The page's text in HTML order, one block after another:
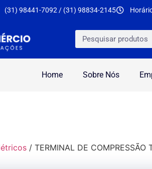
(31) 98441-7092 / (31) 98834-2145
Home Sobre Nós
/ TERMINAL DE